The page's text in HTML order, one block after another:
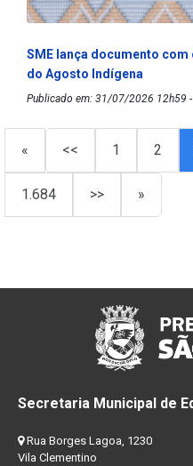
SME lança documento
do Agosto Indígena
Publicado em: 31/07/2026 12h59 -
« << 1 2
1.684 >> »
Secretaria Municipal de
Rua Borges Lagoa, 1230
Vila Clementino